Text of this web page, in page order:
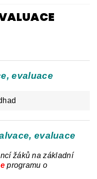
evaluace
evaluace
žáků na základní
programu o